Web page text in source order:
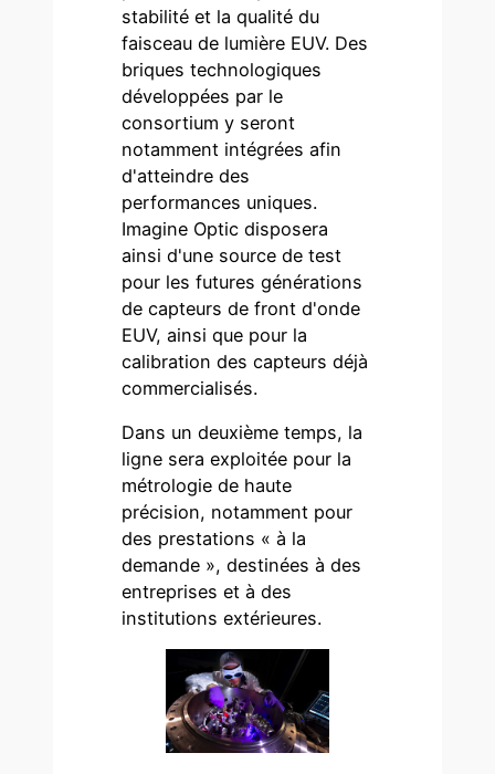
stabilité et la qualité du
faisceau de lumière EUV. Des
briques technologiques
développées par le
consortium y seront
notamment intégrées afin
d'atteindre des
performances uniques.
Imagine Optic disposera
ainsi d'une source de test
pour les futures générations
de capteurs de front d'onde
EUV, ainsi que pour la
calibration des capteurs déjà
commercialisés.
Dans un deuxième temps, la
ligne sera exploitée pour la
métrologie de haute
précision, notamment pour
des prestations « à la
demande », destinées à des
entreprises et à des
institutions extérieures.